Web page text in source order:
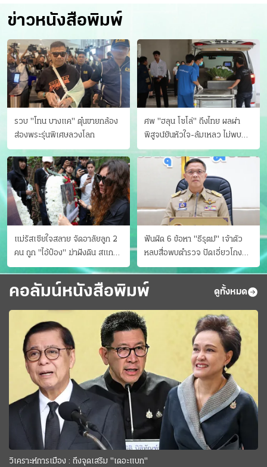
ข่าวหนังสือพิมพ์
รวบ "โทน บางแค" ตุ๋นขายกล้อง
ส่องพระรุ่นพิเศษลวงโลก
ศพ "ฮลุน โซโล่" ถึงไทย ผลผ่า
พิสูจน์ยันหัวใจ-ล้มเหลว ไม่พบ
บาดแผล
แม่รัสเซียใจสลาย จัดอาลัยลูก 2
คน ถูก "ไอ้ป๋อง" ฆ่าฝังดิน สแกน
ไม่มีศพเพิ่ม
ฟันผิด 6 ข้อหา "ธีรุตม์" เจ้าตัว
หลบสื่อพบตำรวจ ปัดเอี่ยวโกง
สอบท้องถิ่น จ่อบี้รํ่ารวยมากปกติ
คอลัมน์หนังสือพิมพ์ ดูทั้งหมด
วิเคราะห์การเมือง : ถึงจุดเสริม "เดอะแบก"